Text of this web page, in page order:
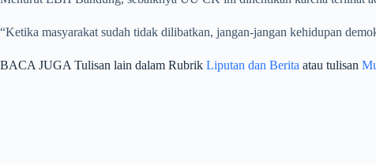
“Ketika masyarakat sudah tidak dilibatkan, jangan-jangan kehidupan
BACA JUGA Tulisan lain dalam Rubrik Liputan dan Berita atau tulisan